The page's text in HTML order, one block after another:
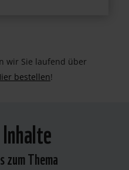
wir Sie laufend über
bestellen!
zum Thema